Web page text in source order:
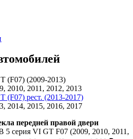
(F07) (2009-2013)
2010, 2011, 2012, 2013
(F07) рест. (2013-2017)
2014, 2015, 2016, 2017
передней правой двери
5 серия VI GT F07 (2009, 2010, 2011,